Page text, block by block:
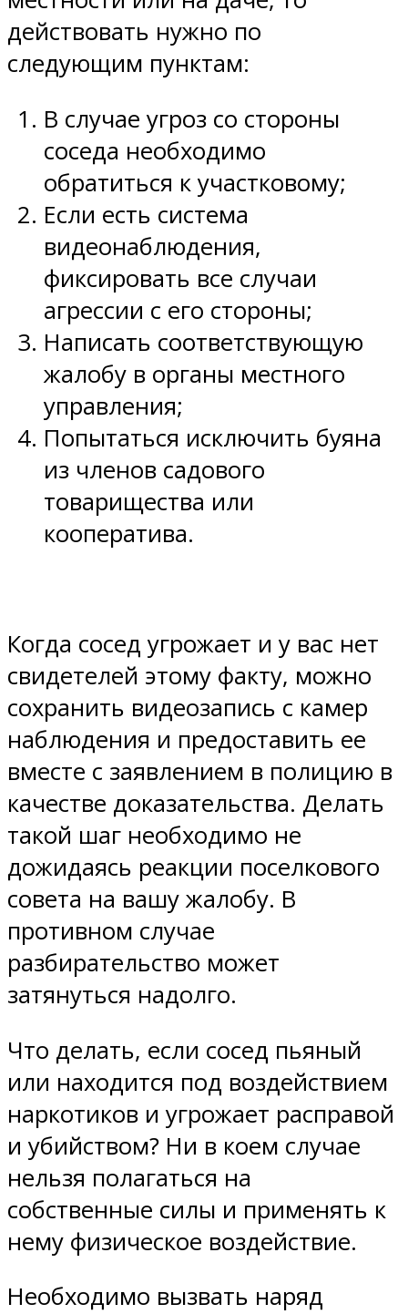
действовать нужно по
следующим пунктам:
В случае угроз со стороны
соседа необходимо
обратиться к участковому;
Если есть система
видеонаблюдения,
фиксировать все случаи
агрессии с его стороны;
Написать соответствующую
жалобу в органы местного
управления;
Попытаться исключить буяна
из членов садового
товарищества или
кооператива.
Когда сосед угрожает и у вас нет
свидетелей этому факту, можно
сохранить видеозапись с камер
наблюдения и предоставить ее
вместе с заявлением в полицию в
качестве доказательства. Делать
такой шаг необходимо не
дожидаясь реакции поселкового
совета на вашу жалобу. В
противном случае
разбирательство может
затянуться надолго.
Что делать, если сосед пьяный
или находится под воздействием
наркотиков и угрожает расправой
и убийством? Ни в коем случае
нельзя полагаться на
собственные силы и применять к
нему физическое воздействие.
Необходимо вызвать наряд